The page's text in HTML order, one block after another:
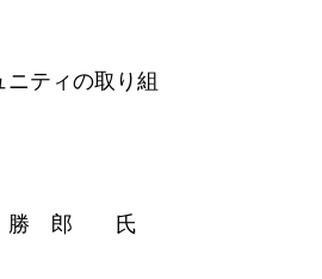
の取り組
木 勝 郎 氏